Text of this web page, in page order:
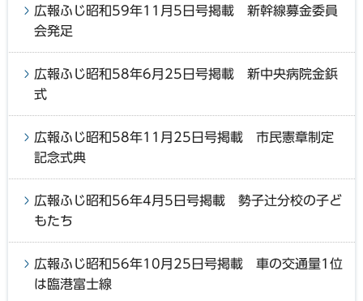
広報ふじ昭和59年11月5日号掲載 新幹線募金委員
会発足
広報ふじ昭和58年6月25日号掲載 新中央病院金鋲
式
広報ふじ昭和58年11月25日号掲載 市民憲章制定
記念式典
広報ふじ昭和56年4月5日号掲載 勢子辻分校の子ど
もたち
広報ふじ昭和56年10月25日号掲載 車の交通量1位
は臨港富士線